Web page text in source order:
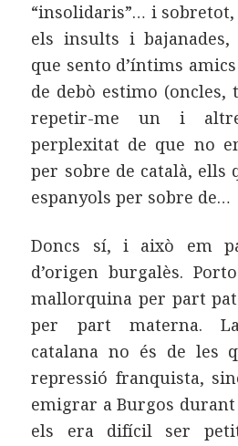
“insolidaris”… i
els insults i
que sento d’íntims
de debò estimo (oncles,
repetir-me un i
perplexitat de que no
per sobre de català, ells
espanyols per sobre de…
Doncs sí, i això em
d’origen burgalès.
mallorquina per part
per part materna.
catalana no és de les
repressió franquista,
emigrar a Burgos
els era difícil ser